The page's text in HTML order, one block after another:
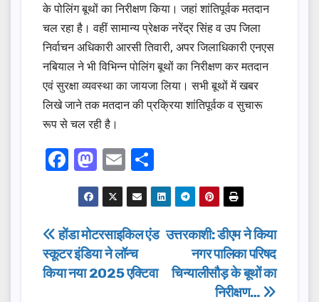
के पोलिंग बूथों का निरीक्षण किया। जहां शांतिपूर्वक मतदान
चल रहा है। वहीं सामान्य प्रेक्षक नरेंद्र सिंह व उप जिला
निर्वाचन अधिकारी आरसी तिवारी, अपर जिलाधिकारी एनएस
नबियाल ने भी विभिन्न पोलिंग बूथों का निरीक्षण कर मतदान
एवं सुरक्षा व्यवस्था का जायजा लिया। सभी बूथों में खबर
लिखे जाने तक मतदान की प्रक्रिया शांतिपूर्वक व सुचारू
रूप से चल रही है।
F
a
c
e
b
o
M
a
st
o
d
o
E
m
ail
h
ar
e
Post
navigation
उत्तरकाशी: डीएम ने किया
नगर पालिका परिषद
चिन्यालीसौड़ के बूथों का
निरीक्षण…
होंडा मोटरसाइकिल एंड
स्कूटर इंडिया ने लॉन्च
किया नया 2025 एक्टिवा